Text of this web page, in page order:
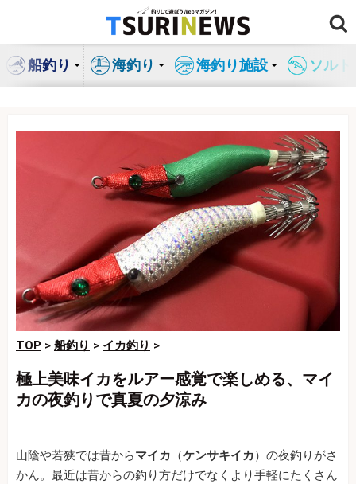
ン
船釣り 海釣り 海釣り施設 ソル
TOP > 船釣り > イカ釣り >
極上美味イカをルアー感覚で楽しめる、マイ
カの夜釣りで真夏の夕涼み
山陰や若狭では昔からマイカ （ケンサキイカ）の夜釣りがさ
かん。最近は昔からの釣り方だけでなくより手軽にたくさん